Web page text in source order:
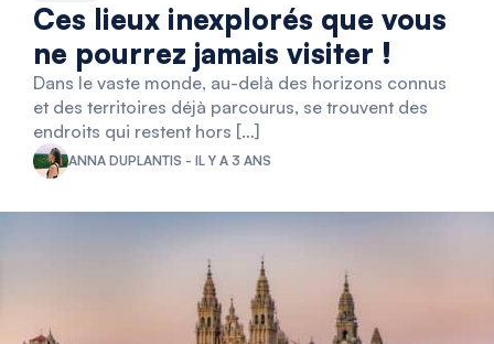
Ces lieux inexplorés que vous
ne pourrez jamais visiter !
Dans le vaste monde, au-delà des horizons connus
et des territoires déjà parcourus, se trouvent des
endroits qui restent hors […]
ANNA DUPLANTIS - IL Y A 3 ANS